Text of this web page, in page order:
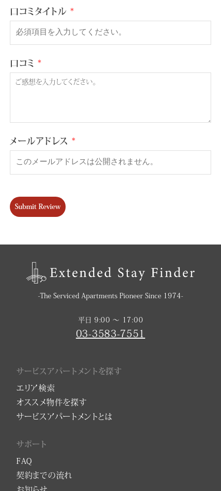
口コミタイトル
口コミ
メールアドレス
Submit Review
-The Serviced Apartments Pioneer Since 1974-
平日 9:00 〜 17:00
03-3583-7551
サービスアパートメントを探す
エリア検索
オススメ物件を探す
サービスアパートメントとは
サポート
FAQ
契約までの流れ